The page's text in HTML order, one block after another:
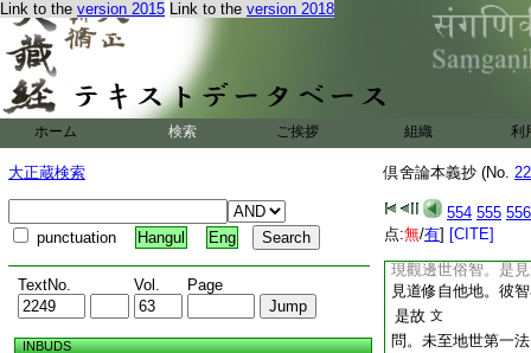
Link to the version 2015 Link to the version 2018
ホーム 検索 ご挨拶 組織 利
大正蔵検索
punctuation Hangul Eng
TextNo. Vol. Page
INBUDS
倶舍論本義抄 (No.
554 555 556
点:無/有] [CITE]
一法云義云評曰彼
何。若作是説。則
者。應得二地世第
世第一法。云何無
摩地。入正性離生
此過。是故前説。
智論文。破有餘師
依初靜慮。入見道
俗智云例難者。婆
現觀邊世俗智。是
見道修自他地。彼
是故 文
問。未至地世第一